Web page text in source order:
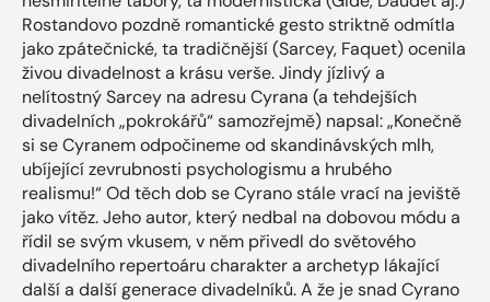
Rostandovo pozdně romantické gesto striktně odmítla
jako zpátečnické, ta tradičnější (Sarcey, Faquet) ocenila
živou divadelnost a krásu verše. Jindy jízlivý a
nelítostný Sarcey na adresu Cyrana (a tehdejších
divadelních „pokrokářů“ samozřejmě) napsal: „Konečně
si se Cyranem odpočineme od skandinávských mlh,
ubíjející zevrubnosti psychologismu a hrubého
realismu!“ Od těch dob se Cyrano stále vrací na jeviště
jako vítěz. Jeho autor, který nedbal na dobovou módu a
řídil se svým vkusem, v něm přivedl do světového
divadelního repertoáru charakter a archetyp lákající
další a další generace divadelníků. A že je snad Cyrano